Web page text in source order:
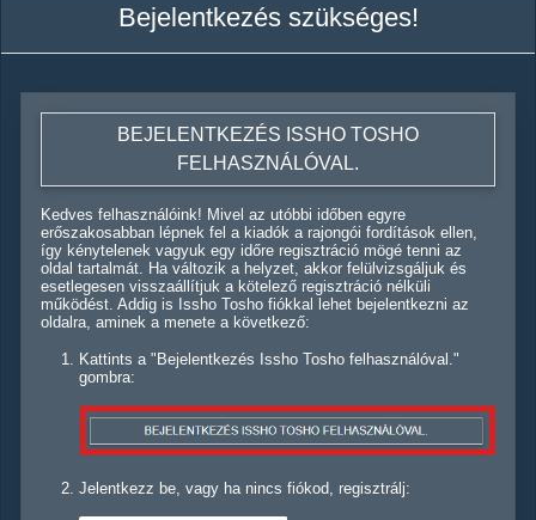
Bejelentkezés szükséges!
BEJELENTKEZÉS ISSHO TOSHO
FELHASZNÁLÓVAL.
Kedves felhasználóink! Mivel az utóbbi időben egyre
erőszakosabban lépnek fel a kiadók a rajongói fordítások ellen,
így kénytelenek vagyuk egy időre regisztráció mögé tenni az
oldal tartalmát. Ha változik a helyzet, akkor felülvizsgáljuk és
esetlegesen visszaállítjuk a kötelező regisztráció nélküli
működést. Addig is Issho Tosho fiókkal lehet bejelentkezni az
oldalra, aminek a menete a következő:
Kattints a "Bejelentkezés Issho Tosho felhasználóval."
gombra:
Jelentkezz be, vagy ha nincs fiókod, regisztrálj: